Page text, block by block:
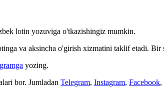
lotin yozuviga o'tkazishingiz mumkin.
va aksincha o'girish xizmatini taklif etadi.
yozing.
bor. Jumladan Telegram, Instagram, Facebook,